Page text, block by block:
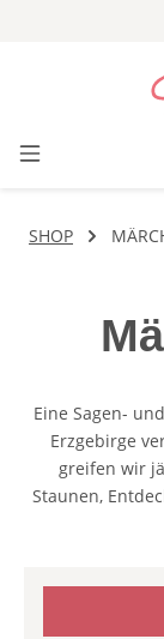
SHOP
Eine Sagen-
Erzgebirge
greifen wir
Staunen,